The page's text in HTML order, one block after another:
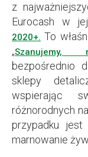
z
Eurocash w
2020+. To
„Szanujemy,
bezpośrednio
sklepy
wspierając
różnorodnych
przypadku
marnowanie